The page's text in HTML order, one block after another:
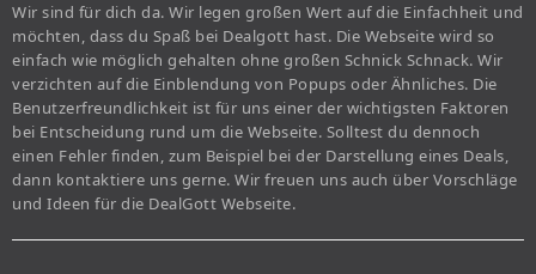
Wir sind für dich da. Wir legen großen Wert auf die Einfachheit und
möchten, dass du Spaß bei Dealgott hast. Die Webseite wird so
einfach wie möglich gehalten ohne großen Schnick Schnack. Wir
verzichten auf die Einblendung von Popups oder Ähnliches. Die
Benutzerfreundlichkeit ist für uns einer der wichtigsten Faktoren
bei Entscheidung rund um die Webseite. Solltest du dennoch
einen Fehler finden, zum Beispiel bei der Darstellung eines Deals,
dann kontaktiere uns gerne. Wir freuen uns auch über Vorschläge
und Ideen für die DealGott Webseite.